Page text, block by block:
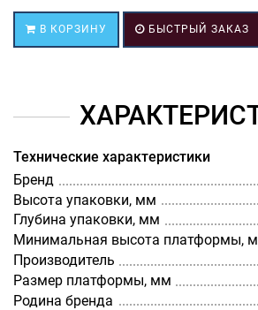
В КОРЗИНУ БЫСТРЫЙ ЗАКАЗ
Технические характеристики
Бренд
Высота упаковки, мм
Глубина упаковки, мм
Минимальная высота платформы,
Производитель
Размер платформы, мм
Родина бренда